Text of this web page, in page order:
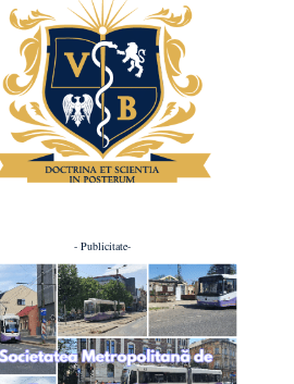
- Publicitate-